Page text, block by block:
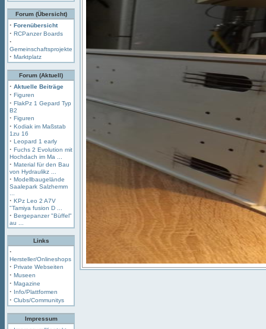
Forum (Übersicht)
· Forenübersicht
· RCPanzer Boards
·
Gemeinschaftsprojekte
· Marktplatz
Forum (Aktuell)
· Aktuelle Beiträge
· Figuren
· FlakPz 1 Gepard Typ
B2
· Figuren
· Kodiak im Maßstab
1zu 16
· Leopard 1 early
· Fuchs 2 Evolution mit
Hochdach im Ma ...
· Material für den Bau
von Hydraulikz ...
· Modellbaugelände
Saalepark Salzhemm
· KPz Leo 2 A7V
"Tamiya fusion D ...
· Bergepanzer "Büffel"
au ...
Links
·
Hersteller/Onlineshops
· Private Webseiten
· Museen
· Magazine
· Info/Plattformen
· Clubs/Communitys
Impressum